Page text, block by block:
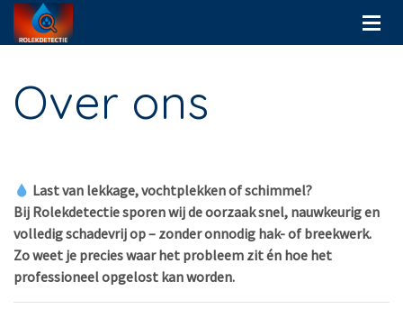
Over ons
Last van lekkage, vochtplekken of schimmel?
Bij Rolekdetectie sporen wij de oorzaak snel, nauwkeurig en
volledig schadevrij op – zonder onnodig hak- of breekwerk.
Zo weet je precies waar het probleem zit én hoe het
professioneel opgelost kan worden.